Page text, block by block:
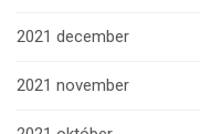
2021 december
2021 november